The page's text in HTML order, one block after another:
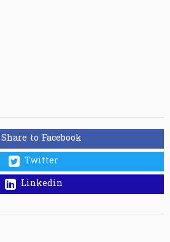
Share to Facebook
Twitter
Linkedin